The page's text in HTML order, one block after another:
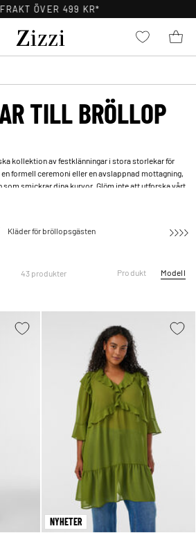
RETURRÄTT
TILL BRÖLLOP
kollektion av festklänningar i stora storlekar för
formell ceremoni eller en avslappnad mottagning,
som smickrar dina kurvor. Glöm inte att utforska vårt
Kläder för bröllopsgästen
43 produkter Produkt Modell
NYHETER